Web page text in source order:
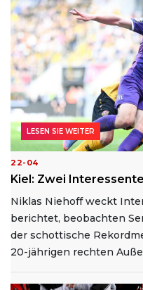
22-04
Kiel: Zwei
Niklas Niehoff weckt
berichtet, beobachten
der schottische
20-jährigen rechten
LESEN SIE WEITER